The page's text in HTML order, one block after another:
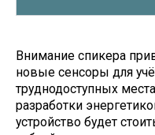
Внимание спикера
новые сенсоры для
труднодоступных
разработки
устройство будет